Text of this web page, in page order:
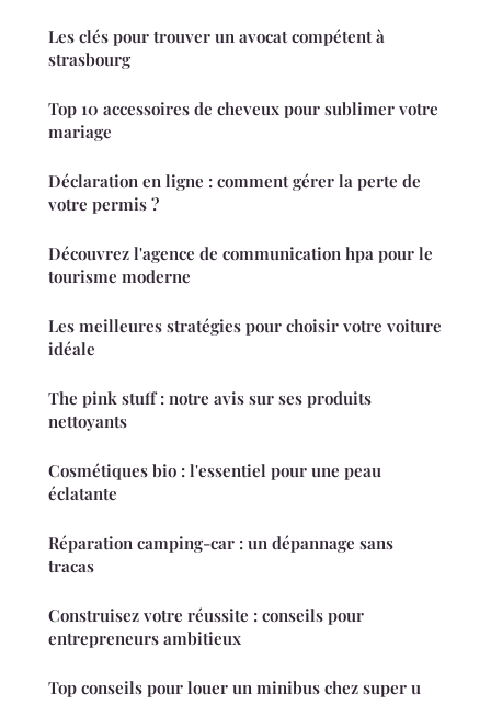
Les clés pour trouver un avocat compétent à
strasbourg
Top 10 accessoires de cheveux pour sublimer votre
mariage
Déclaration en ligne : comment gérer la perte de
votre permis ?
Découvrez l'agence de communication hpa pour le
tourisme moderne
Les meilleures stratégies pour choisir votre voiture
idéale
The pink stuff : notre avis sur ses produits
nettoyants
Cosmétiques bio : l'essentiel pour une peau
éclatante
Réparation camping-car : un dépannage sans
tracas
Construisez votre réussite : conseils pour
entrepreneurs ambitieux
Top conseils pour louer un minibus chez super u